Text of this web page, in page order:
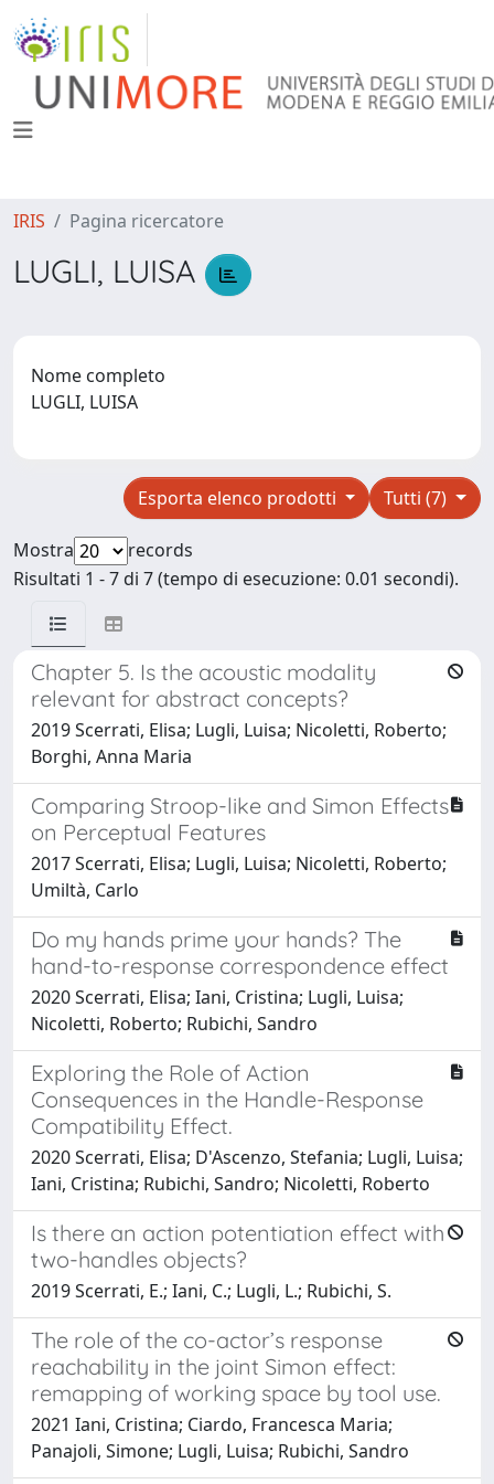
IRIS Pagina ricercatore
LUGLI, LUISA
Nome completo
LUGLI, LUISA
Tutti (7)
Esporta elenco prodotti
Mostra
records
Risultati 1 - 7 di 7 (tempo di esecuzione: 0.01 secondi).
Chapter 5. Is the acoustic modality
relevant for abstract concepts?
2019 Scerrati, Elisa; Lugli, Luisa; Nicoletti, Roberto;
Borghi, Anna Maria
Comparing Stroop-like and Simon Effects
on Perceptual Features
2017 Scerrati, Elisa; Lugli, Luisa; Nicoletti, Roberto;
Umiltà, Carlo
Do my hands prime your hands? The
hand-to-response correspondence effect
2020 Scerrati, Elisa; Iani, Cristina; Lugli, Luisa;
Nicoletti, Roberto; Rubichi, Sandro
Exploring the Role of Action
Consequences in the Handle-Response
Compatibility Effect.
2020 Scerrati, Elisa; D'Ascenzo, Stefania; Lugli, Luisa;
Iani, Cristina; Rubichi, Sandro; Nicoletti, Roberto
Is there an action potentiation effect with
two-handles objects?
2019 Scerrati, E.; Iani, C.; Lugli, L.; Rubichi, S.
The role of the co-actor’s response
reachability in the joint Simon effect:
remapping of working space by tool use.
2021 Iani, Cristina; Ciardo, Francesca Maria;
Panajoli, Simone; Lugli, Luisa; Rubichi, Sandro